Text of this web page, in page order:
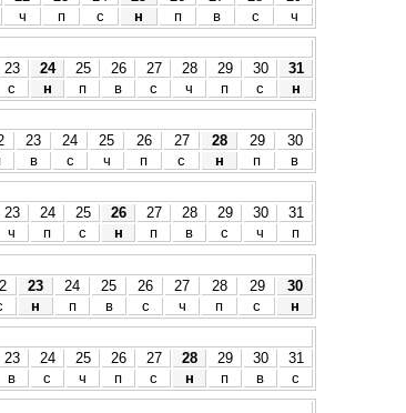
ч п с н п в с
ч
23 24 25 26 27 28 29 30
31
с н п в с ч п с
н
23 24 25 26 27 28 29
30
в с ч п с н п
в
23 24 25 26 27 28 29 30
31
ч п с н п в с ч
п
23 24 25 26 27 28 29
30
н п в с ч п с
н
23 24 25 26 27 28 29 30
31
в с ч п с н п в
с